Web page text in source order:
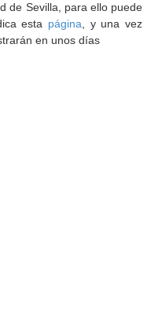
de Sevilla, para ello puede
esta página , y una vez
en unos días